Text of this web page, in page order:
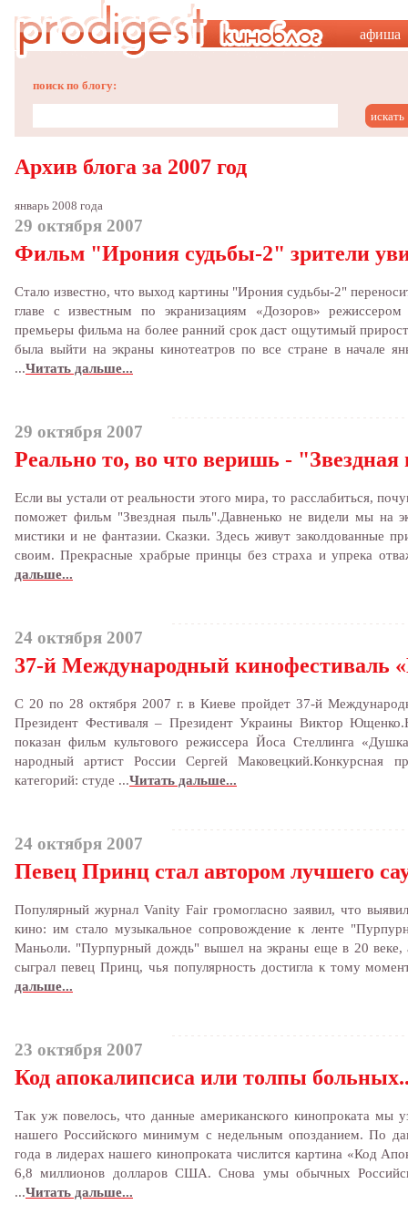
афиша
поиск по блогу:
Архив блога за 2007 год
январь 2008 года
29 октября 2007
Фильм "Ирония судьбы-2" зрители
Стало известно, что выход картины "Ирония судьбы-2"
главе с известным по экранизациям «Дозоров»
премьеры фильма на более ранний срок даст ощутимый
была выйти на экраны кинотеатров по все стране в начале
...Читать дальше...
29 октября 2007
Реально то, во что веришь -
Если вы устали от реальности этого мира, то расслабиться,
поможет фильм "Звездная пыль".Давненько не видели мы на
мистики и не фантазии. Сказки. Здесь живут заколдованные
своим. Прекрасные храбрые принцы без страха и упрека
дальше...
24 октября 2007
37-й Международный
С 20 по 28 октября 2007 г. в Киеве пройдет 37-й
Президент Фестиваля – Президент Украины Виктор
показан фильм культового режиссера Йоса Стеллинга
народный артист России Сергей Маковецкий.Конкурсная
категорий: студе ...Читать дальше...
24 октября 2007
Певец Принц стал автором лучшего
Популярный журнал Vanity Fair громогласно заявил, что
кино: им стало музыкальное сопровождение к ленте
Маньоли. "Пурпурный дождь" вышел на экраны еще в 20 веке,
сыграл певец Принц, чья популярность достигла к тому
дальше...
23 октября 2007
Код апокалипсиса или толпы
Так уж повелось, что данные американского кинопроката мы
нашего Российского минимум с недельным опозданием. По
года в лидерах нашего кинопроката числится картина «Код
6,8 миллионов долларов США. Снова умы обычных
...Читать дальше...